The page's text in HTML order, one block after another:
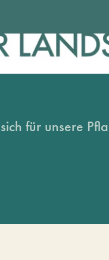
für unsere